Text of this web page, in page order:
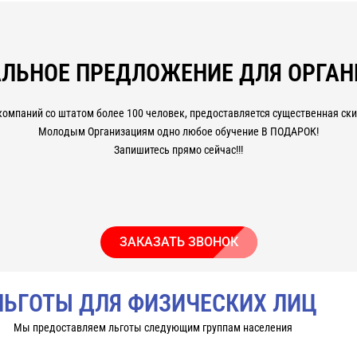
в дистанционном формате с применением
документы: свидетельство/удостоверение/диплом/
пройдут любую проверку работодателя, ростехнадзора
ПРЕДЛОЖЕНИЕ ДЛЯ
со штатом более 100 человек, предоставляется существенная
Молодым Организациям одно любое обучение В ПОДАРОК!
Запишитесь прямо сейчас!!!
ЗАКАЗАТЬ ЗВОНОК
ДЛЯ ФИЗИЧЕСКИХ ЛИЦ
Мы предоставляем льготы следующим группам населения